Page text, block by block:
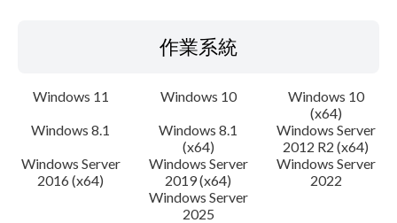
作業系統
Windows 11 Windows 10
Windows 10
(x64)
Windows 8.1
Windows 8.1
(x64)
Windows Server
2012 R2 (x64)
Windows Server
2016 (x64)
Windows Server
2019 (x64)
Windows Server
2022
Windows Server
2025